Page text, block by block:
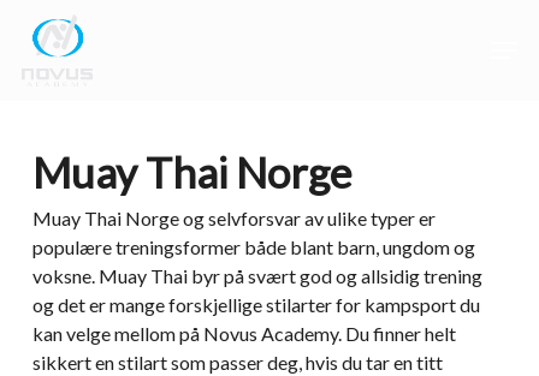
Muay Thai Norge
Muay Thai Norge og selvforsvar av ulike typer er
populære treningsformer både blant barn, ungdom og
voksne. Muay Thai byr på svært god og allsidig trening
og det er mange forskjellige stilarter for kampsport du
kan velge mellom på Novus Academy. Du finner helt
sikkert en stilart som passer deg, hvis du tar en titt